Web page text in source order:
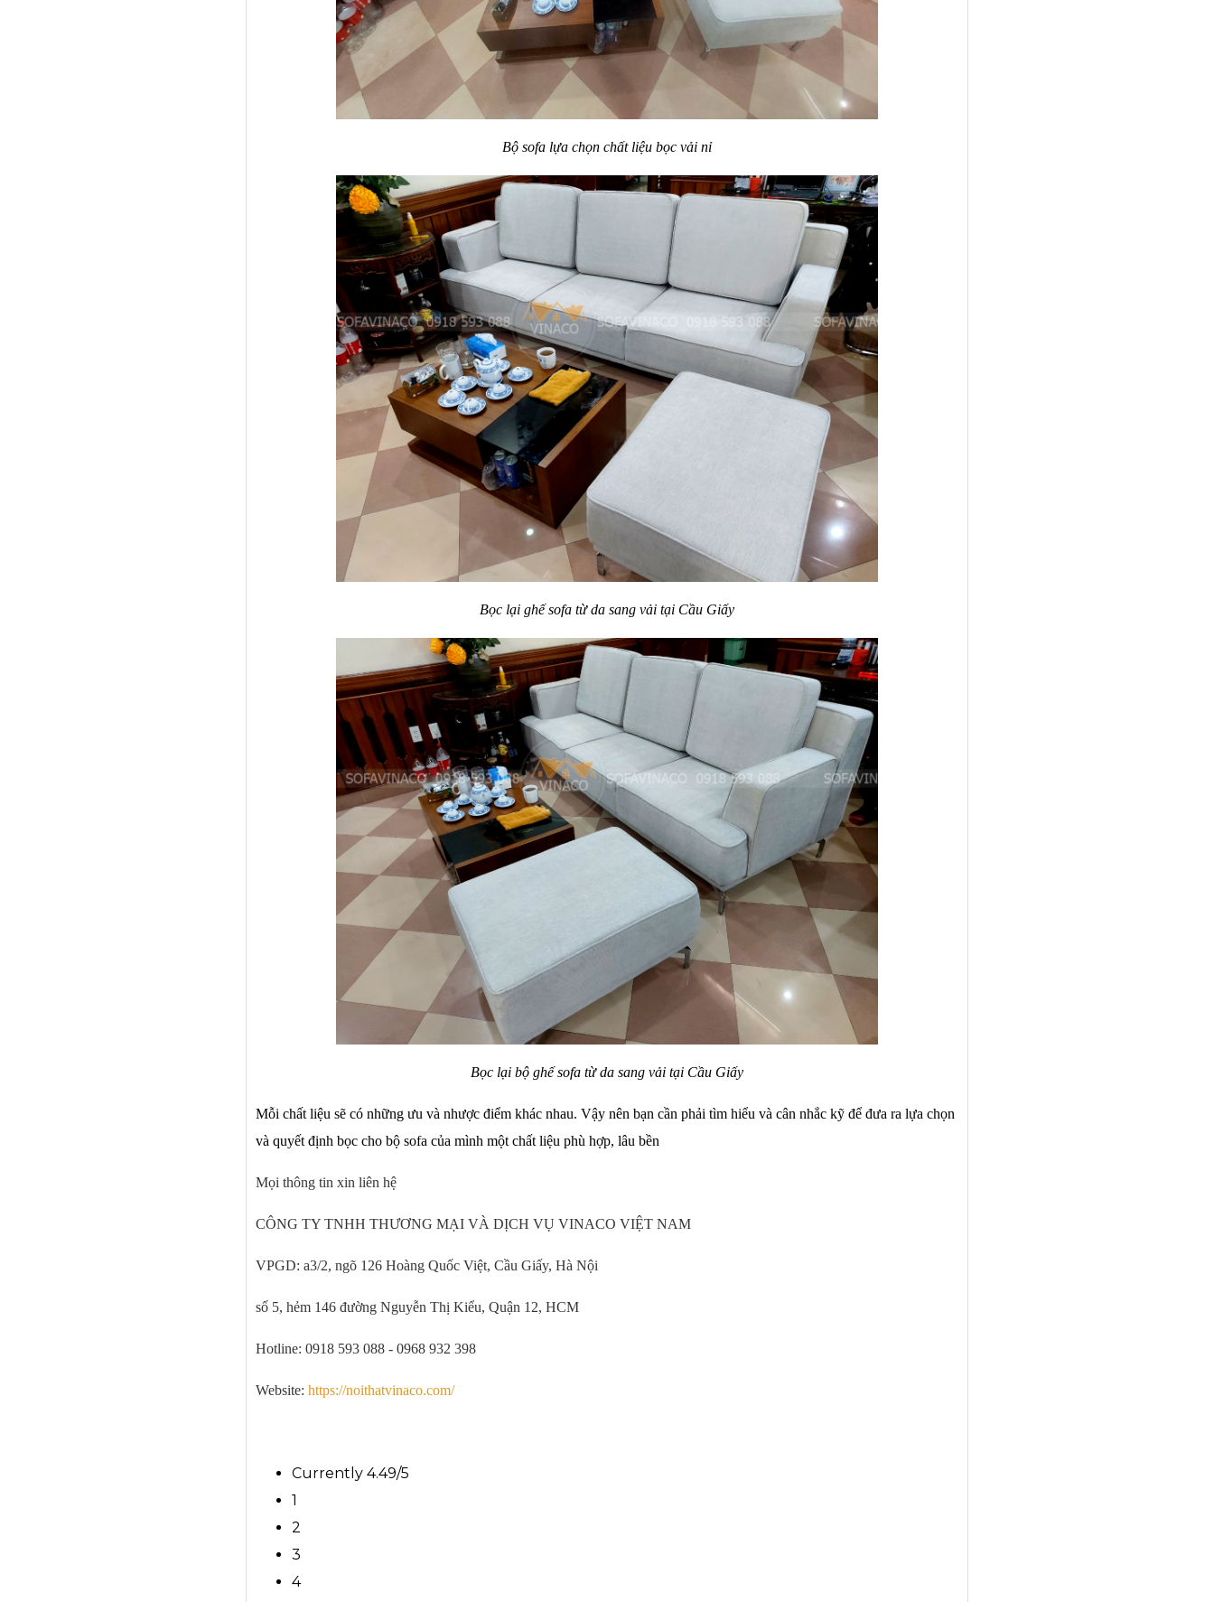
Bộ sofa lựa chọn chất liệu bọc vải nỉ
Bọc lại ghế sofa từ da sang vải tại Cầu Giấy
Bọc lại bộ ghế sofa từ da sang vải tại Cầu Giấy
Mỗi chất liệu sẽ có những ưu và nhược điểm khác nhau. Vậy nên bạn cần phải tìm hiểu và cân nhắc kỹ để đưa ra lựa chọn
và quyết định bọc cho bộ sofa của mình một chất liệu phù hợp, lâu bền
Mọi thông tin xin liên hệ
CÔNG TY TNHH THƯƠNG MẠI VÀ DỊCH VỤ VINACO VIỆT NAM
VPGD: a3/2, ngõ 126 Hoàng Quốc Việt, Cầu Giấy, Hà Nội
số 5, hẻm 146 đường Nguyễn Thị Kiểu, Quận 12, HCM
Hotline: 0918 593 088 - 0968 932 398
Website: https://noithatvinaco.com/
Currently 4.49/5
1
2
3
4